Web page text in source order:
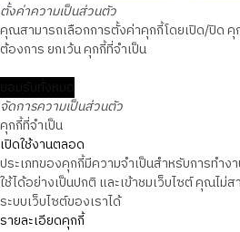
ตั้งค่าความเป็นส่วนตัว
คุณสามารถเลือกการตั้งค่าคุกกี้โดยเปิด/ปิด คุ
ต้องการ ยกเว้น คุกกี้ที่จำเป็น
จัดการความเป็นส่วนตัว
คุกกี้ที่จำเป็น
เปิดใช้งานตลอด
ประเภทของคุกกี้มีความจำเป็นสำหรับการทำ
ใช้ได้อย่างเป็นปกติ และเข้าชมเว็บไซต์ คุณไม่
ระบบเว็บไซต์ของเราได้
รายละเอียดคุกกี้